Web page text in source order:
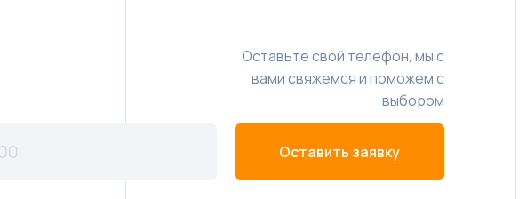
Оставьте свой телефон, мы с
вами свяжемся и поможем с
выбором
Оставить заявку